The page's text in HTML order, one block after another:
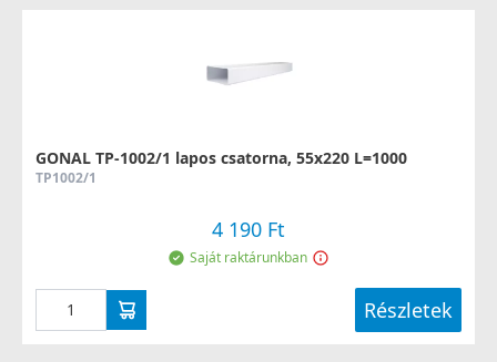
GONAL TP-1002/1 lapos csatorna, 55x220 L=1000
TP1002/1
4 190 Ft
Saját raktárunkban
Részletek